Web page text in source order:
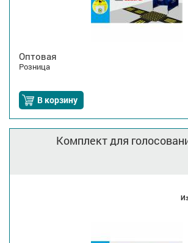
Оптовая
Розница
В корзину
Комплект для